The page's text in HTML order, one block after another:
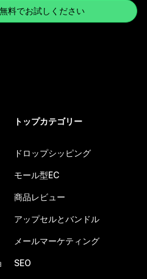
料でお試しください
トップカテゴリー
ドロップシッピング
モール型EC
商品レビュー
アップセルとバンドル
メールマーケティング
SEO